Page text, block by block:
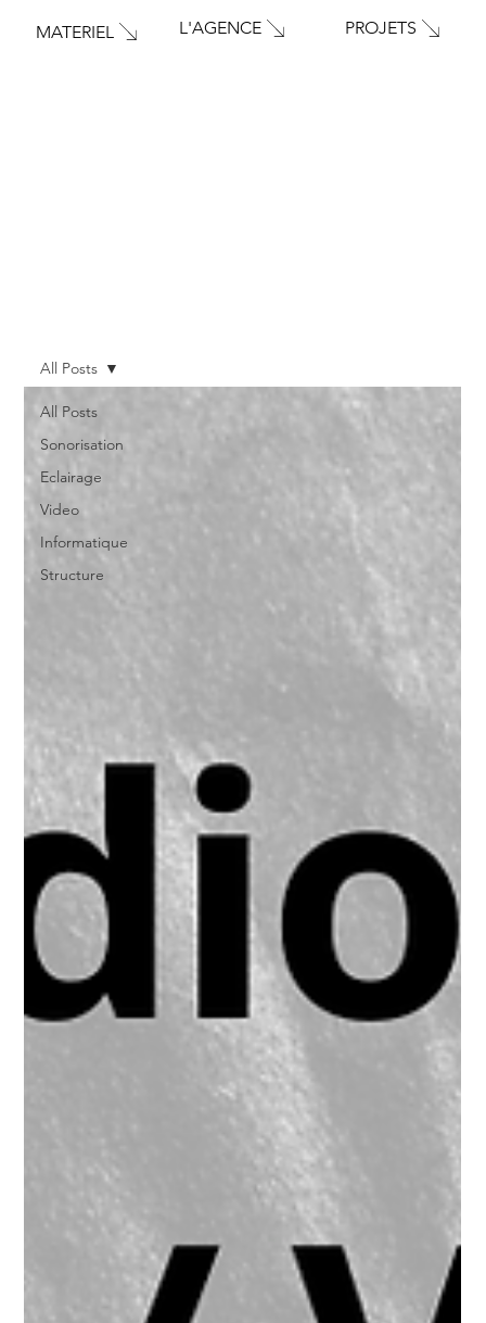
PROJETS
MATERIEL L'AGENCE
All Posts
Sonorisation
Eclairage
Video
Informatique
Structure
All Posts